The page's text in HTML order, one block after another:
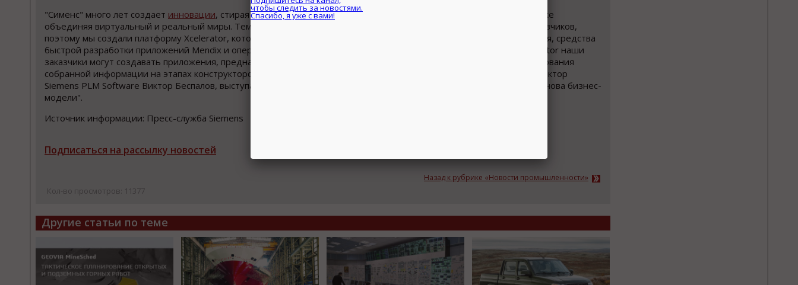
"Сименс" много лет создает инновации, стирая границы между этапами разработки и эксплуатации изделий, а также
объединяя виртуальный и реальный миры. Тема обмена и управления данными является ключевой для наших заказчиков,
поэтому мы создали платформу Xcelerator, которая объединяет технологии управления жизненным циклом изделия, средства
быстрой разработки приложений Mendix и операционную систему интернета вещей MindSphere. Благодаря Xcelerator наши
заказчики могут создавать приложения, предназначенные для оценки эксплуатационных характеристик и использования
собранной информации на этапах конструкторско-технологического проектирования", — заявил генеральный директор
Siemens PLM Software Виктор Беспалов, выступая на сессии "Экономика результата: цифровые данные как новая основа бизнес-
модели".
Источник информации: Пресс-служба Siemens
Подписаться на рассылку новостей
Назад к рубрике «Новости промышленности»
Кол-во просмотров: 11377
Другие статьи по теме